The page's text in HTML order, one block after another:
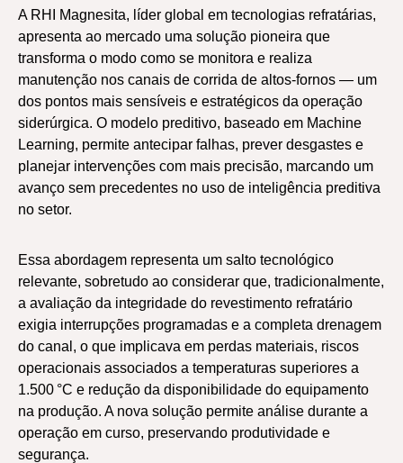
A RHI Magnesita, líder global em tecnologias refratárias,
apresenta ao mercado uma solução pioneira que
transforma o modo como se monitora e realiza
manutenção nos canais de corrida de altos-fornos — um
dos pontos mais sensíveis e estratégicos da operação
siderúrgica. O modelo preditivo, baseado em Machine
Learning, permite antecipar falhas, prever desgastes e
planejar intervenções com mais precisão, marcando um
avanço sem precedentes no uso de inteligência preditiva
no setor.
Essa abordagem representa um salto tecnológico
relevante, sobretudo ao considerar que, tradicionalmente,
a avaliação da integridade do revestimento refratário
exigia interrupções programadas e a completa drenagem
do canal, o que implicava em perdas materiais, riscos
operacionais associados a temperaturas superiores a
1.500 °C e redução da disponibilidade do equipamento
na produção. A nova solução permite análise durante a
operação em curso, preservando produtividade e
segurança.